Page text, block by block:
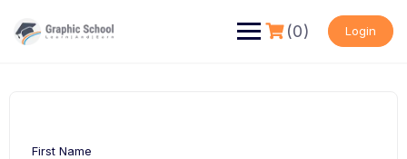
content
(0) Login
First Name